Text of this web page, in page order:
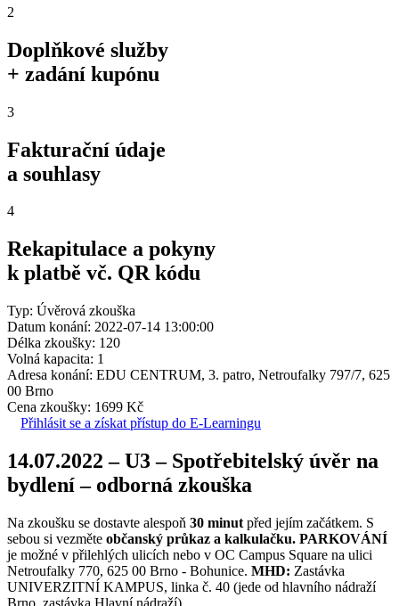
2
Doplňkové služby
+ zadání kupónu
3
Fakturační údaje
a souhlasy
4
Rekapitulace a pokyny
k platbě vč. QR kódu
Typ: Úvěrová zkouška
Datum konání: 2022-07-14 13:00:00
Délka zkoušky: 120
Volná kapacita: 1
Adresa konání: EDU CENTRUM, 3. patro, Netroufalky 797/7, 625
00 Brno
Cena zkoušky: 1699 Kč
Přihlásit se a získat přístup do E-Learningu
14.07.2022 – U3 – Spotřebitelský úvěr na
bydlení – odborná zkouška
Na zkoušku se dostavte alespoň 30 minut před jejím začátkem. S
sebou si vezměte občanský průkaz a kalkulačku. PARKOVÁNÍ
je možné v přilehlých ulicích nebo v OC Campus Square na ulici
Netroufalky 770, 625 00 Brno - Bohunice. MHD: Zastávka
UNIVERZITNÍ KAMPUS, linka č. 40 (jede od hlavního nádraží
Brno, zastávka Hlavní nádraží).